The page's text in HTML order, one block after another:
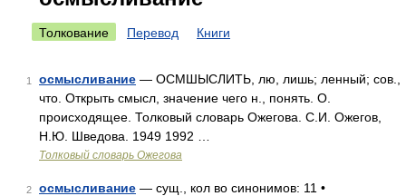
Толкование Перевод Книги
1 осмысливание — ОСМШЫСЛИТЬ, лю, лишь; ленный; сов.,
что. Открыть смысл, значение чего н., понять. О.
происходящее. Толковый словарь Ожегова. С.И. Ожегов,
Н.Ю. Шведова. 1949 1992 …
Толковый словарь Ожегова
2 осмысливание — сущ., кол во синонимов: 11 •